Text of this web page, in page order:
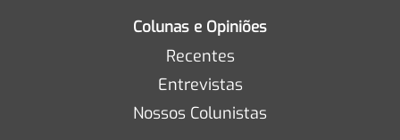
Colunas e Opiniões
Recentes
Entrevistas
Nossos Colunistas